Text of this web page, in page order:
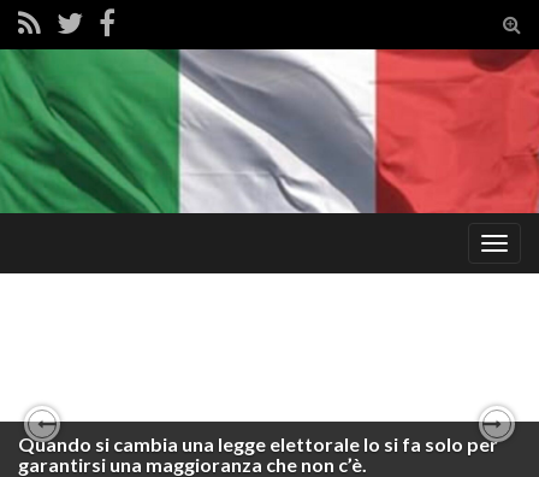
Quando si cambia una legge elettorale lo si fa solo per
garantirsi una maggioranza che non c’è.
Inflazione!!! Basta balle! Stampare moneta non è un
problema.
Previous